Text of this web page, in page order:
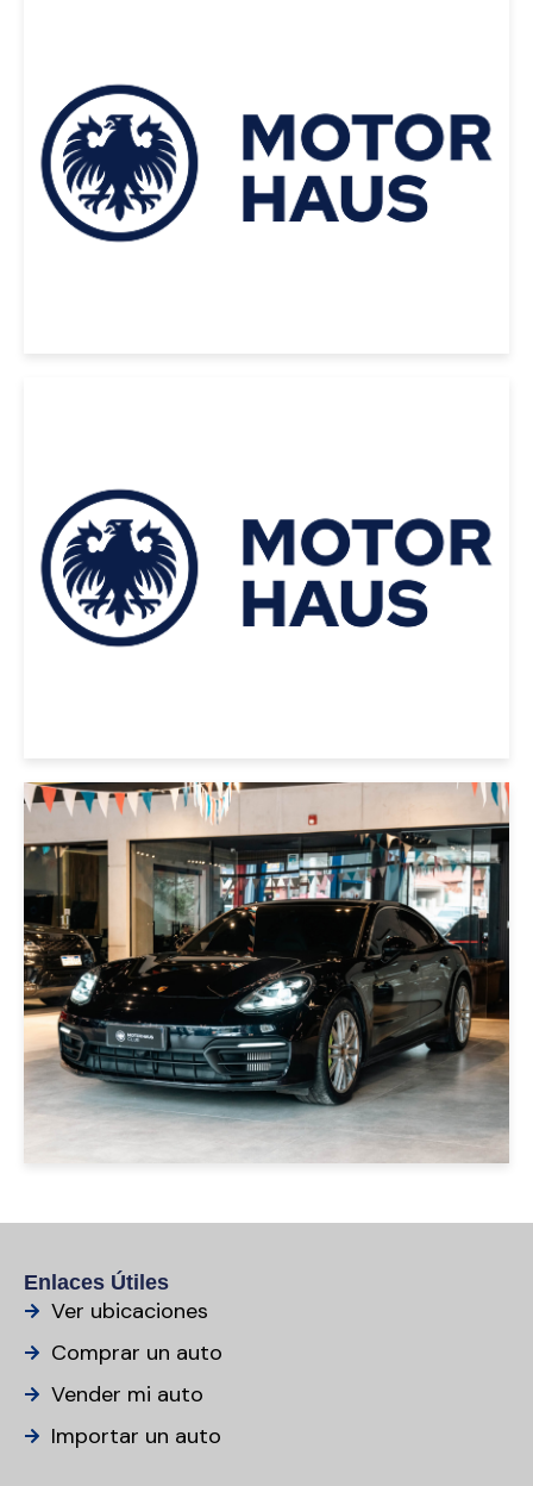
USD 58000
NEGRO
USD 60000
| 2020
PORSCHE PANAMERA 2020
NEGRO
USD 110000
Enlaces Útiles
Ver ubicaciones
Comprar un auto
Vender mi auto
Importar un auto